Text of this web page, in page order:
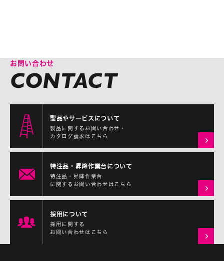
お問い合わせ
製品やサービスについて
製品に関するお問い合わせ・
カタログ請求はこちら
特注品・昇降作業台について
特注品・昇降作業台
に関するお問い合わせはこちら
採用について
採用に関する
お問い合わせはこちら